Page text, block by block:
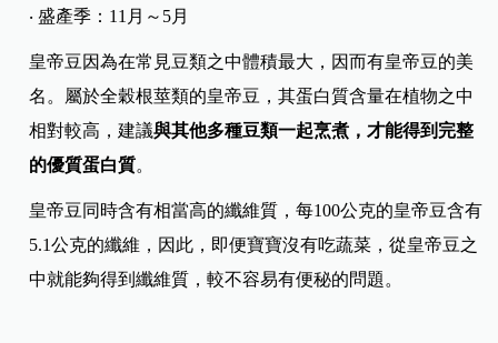
‧ 盛產季：11月～5月
皇帝豆因為在常見豆類之中體積最大，因而有皇帝豆的美
名。屬於全穀根莖類的皇帝豆，其蛋白質含量在植物之中
相對較高，建議與其他多種豆類一起烹煮，才能得到完整
的優質蛋白質。
皇帝豆同時含有相當高的纖維質，每100公克的皇帝豆含有
5.1公克的纖維，因此，即便寶寶沒有吃蔬菜，從皇帝豆之
中就能夠得到纖維質，較不容易有便秘的問題。